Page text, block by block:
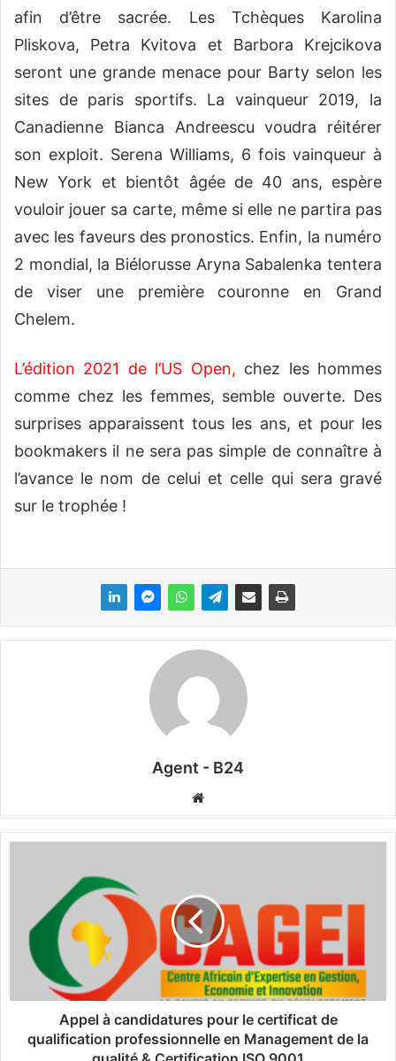
afin d’être sacrée. Les Tchèques Karolina
Pliskova, Petra Kvitova et Barbora Krejcikova
seront une grande menace pour Barty selon les
sites de paris sportifs. La vainqueur 2019, la
Canadienne Bianca Andreescu voudra réitérer
son exploit. Serena Williams, 6 fois vainqueur à
New York et bientôt âgée de 40 ans, espère
vouloir jouer sa carte, même si elle ne partira pas
avec les faveurs des pronostics. Enfin, la numéro
2 mondial, la Biélorusse Aryna Sabalenka tentera
de viser une première couronne en Grand
Chelem.
L’édition 2021 de l’US Open, chez les hommes
comme chez les femmes, semble ouverte. Des
surprises apparaissent tous les ans, et pour les
bookmakers il ne sera pas simple de connaître à
l’avance le nom de celui et celle qui sera gravé
sur le trophée !
Agent - B24
bsi
te
n
Appel à candidatures pour le certificat de
qualification professionnelle en Management de la